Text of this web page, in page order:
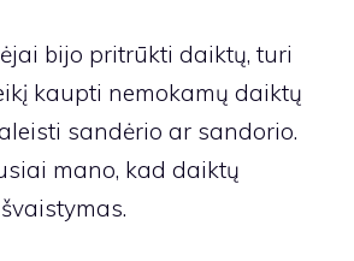
bijo pritrūkti daiktų, turi
kaupti nemokamų daiktų
sandėrio ar sandorio.
mano, kad daiktų